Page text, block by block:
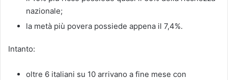
nazionale;
la metà più povera possiede appena il 7,4%.
Intanto:
oltre 6 italiani su 10 arrivano a fine mese con